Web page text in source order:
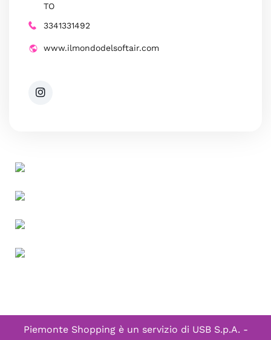
TO
3341331492
www.ilmondodelsoftair.com
Piemonte Shopping è un servizio di USB S.p.A. -